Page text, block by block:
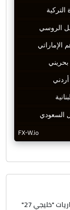
الاتحاد الخليجي يعلن جدول مباريات "خليجي 27"